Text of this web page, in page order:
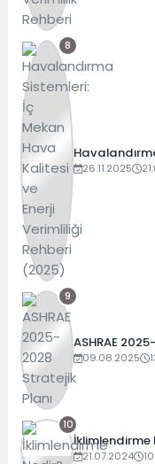
8
Enerji
26.11.2025
9
ASHRAE
09.08.2025
10
İklimlendirme
21.07.2024